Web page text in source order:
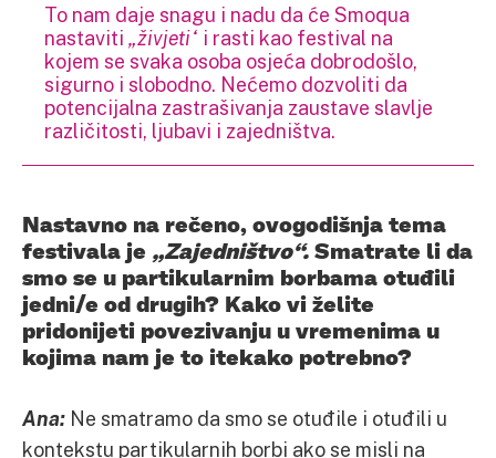
To nam daje snagu i nadu da će Smoqua
nastaviti „živjeti“ i rasti kao festival na
kojem se svaka osoba osjeća dobrodošlo,
sigurno i slobodno. Nećemo dozvoliti da
potencijalna zastrašivanja zaustave slavlje
različitosti, ljubavi i zajedništva.
Nastavno na rečeno, ovogodišnja tema
festivala je „Zajedništvo“. Smatrate li da
smo se u partikularnim borbama otuđili
jedni/e od drugih? Kako vi želite
pridonijeti povezivanju u vremenima u
kojima nam je to itekako potrebno?
Ana: Ne smatramo da smo se otuđile i otuđili u
kontekstu partikularnih borbi ako se misli na